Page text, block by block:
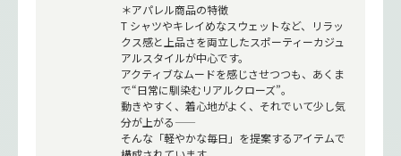
＊アパレル商品の特徴
T シャツやキレイめなスウェットなど、リラッ
クス感と上品さを両立したスポーティーカジュ
アルスタイルが中心です。
アクティブなムードを感じさせつつも、あくま
で“日常に馴染むリアルクローズ”。
動きやすく、着心地がよく、それでいて少し気
分が上がる——
そんな「軽やかな毎日」を提案するアイテムで